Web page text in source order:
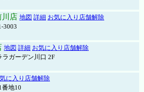
川店 地図 詳細 お気に入り店舗解除
3003
地図 詳細 お気に入り店舗解除
ガーデン川口 2F
に入り店舗解除
地10